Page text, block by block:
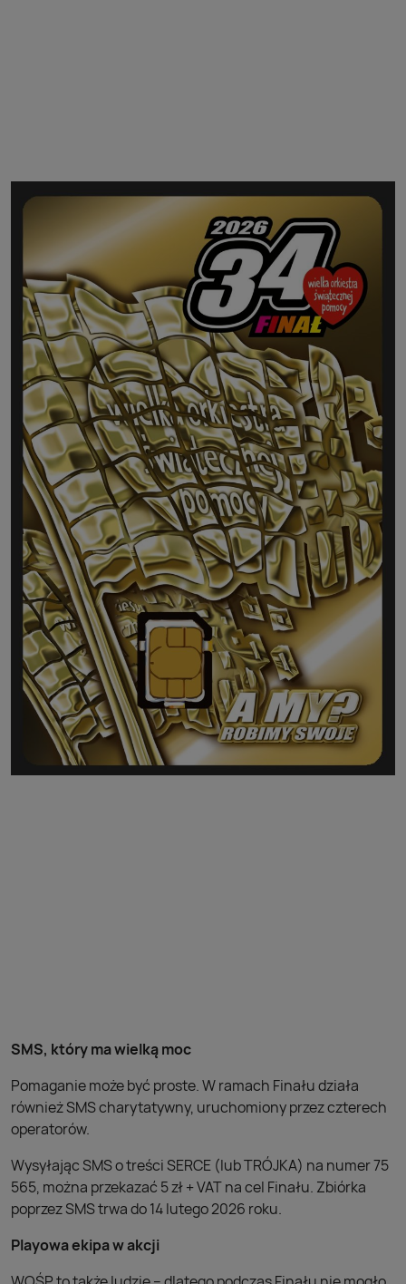
SMS, który ma wielką moc
Pomaganie może być proste. W ramach Finału działa
również SMS charytatywny, uruchomiony przez czterech
operatorów.
Wysyłając SMS o treści SERCE (lub TRÓJKA) na numer 75
565, można przekazać 5 zł + VAT na cel Finału. Zbiórka
poprzez SMS trwa do 14 lutego 2026 roku.
Playowa ekipa w akcji